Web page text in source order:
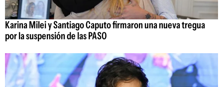
Karina Milei y Santiago Caputo firmaron una nueva tregua
por la suspensión de las PASO